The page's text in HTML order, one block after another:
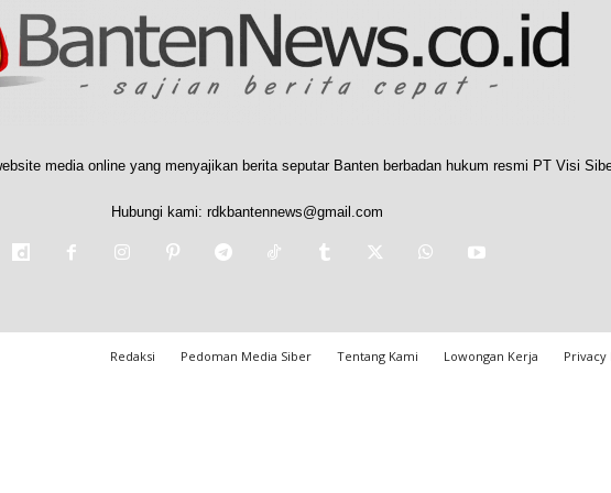
media online yang menyajikan berita seputar Banten berbadan hukum resmi PT Visi
Hubungi kami: rdkbantennews@gmail.com
Redaksi Pedoman Media Siber Tentang Kami Lowongan Kerja Privacy